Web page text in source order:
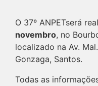
O 37º ANPETserá
novembro, no
localizado na Av.
Gonzaga, Santos.
Todas as